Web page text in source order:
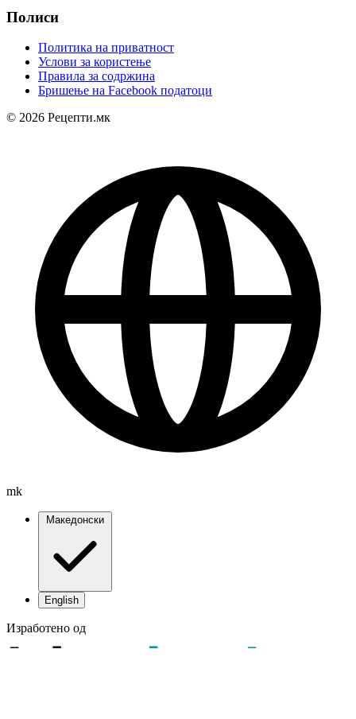
Полиси
Политика на приватност
Услови за користење
Правила за содржина
Бришење на Facebook податоци
© 2026 Рецепти.мк
mk
English
Изработено од